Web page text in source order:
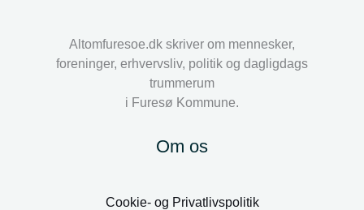
Altomfuresoe.dk skriver om mennesker,
foreninger, erhvervsliv, politik og dagligdags
trummerum
i Furesø Kommune.
Om os
Cookie- og Privatlivspolitik